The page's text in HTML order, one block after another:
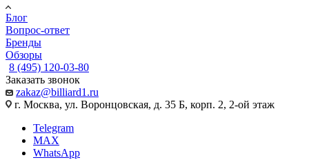
Блог
Вопрос-ответ
Бренды
Обзоры
8 (495) 120-03-80
Заказать звонок
zakaz@billiard1.ru
г. Москва, ул. Воронцовская, д. 35 Б, корп. 2, 2-ой этаж
Telegram
MAX
WhatsApp